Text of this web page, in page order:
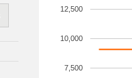
7,500
10,000
12,500